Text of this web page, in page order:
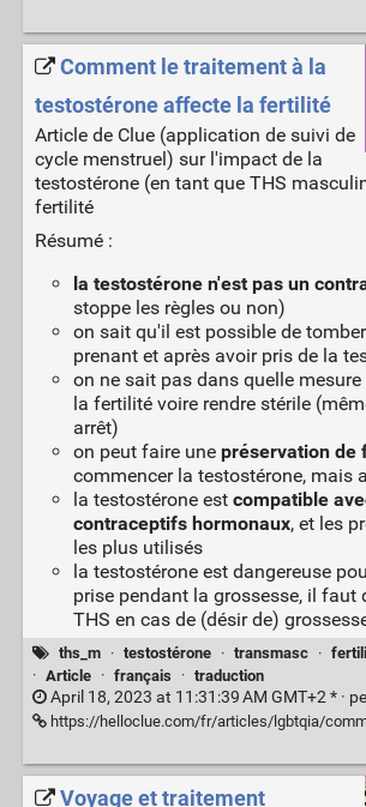
Comment le traitement à la
testostérone affecte la fertilité
Article de Clue (application de suivi de
cycle menstruel) sur l'impact de la
testostérone (en tant que THS
fertilité
Résumé :
la testostérone n'est pas un
stoppe les règles ou non)
on sait qu'il est possible de
prenant et après avoir pris de la
on ne sait pas dans quelle
la fertilité voire rendre stérile
arrêt)
on peut faire une préservation de
commencer la testostérone, mais
la testostérone est compatible
contraceptifs hormonaux, et les
les plus utilisés
la testostérone est dangereuse
prise pendant la grossesse, il faut
THS en cas de (désir de)
ths_m · testostérone · transmasc ·
· Article · français · traduction
April 18, 2023 at 11:31:39 AM GMT+2 * ·
https://helloclue.com/fr/articles/lgbtqia/comment-le-traitement-a-la-
Voyage et traitement